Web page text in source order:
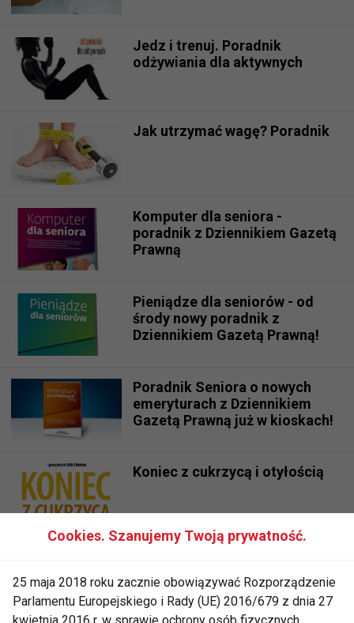
Jedz i trenuj. Poradnik
odżywiania dla aktywnych
Jak utrzymać wagę? Poradnik
Komputer dla seniora -
poradnik z Dziennikiem Gazetą
Prawną
Pieniądze dla seniorów - od
środy nowy poradnik z
Dziennikiem Gazetą Prawną!
Poradnik Seniora o nowych
emeryturach z Dziennikiem
Gazetą Prawną już w kioskach!
Koniec z cukrzycą i otyłością
poradnik dla seniorów
Cookies. Szanujemy Twoją prywatność.
25 maja 2018 roku zacznie obowiązywać Rozporządzenie
Parlamentu Europejskiego i Rady (UE) 2016/679 z dnia 27